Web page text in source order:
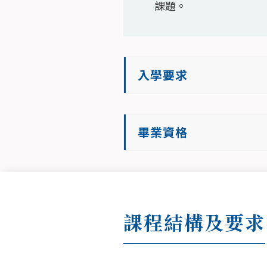
課題。
入學要求
畢業資格
課程結構及要求